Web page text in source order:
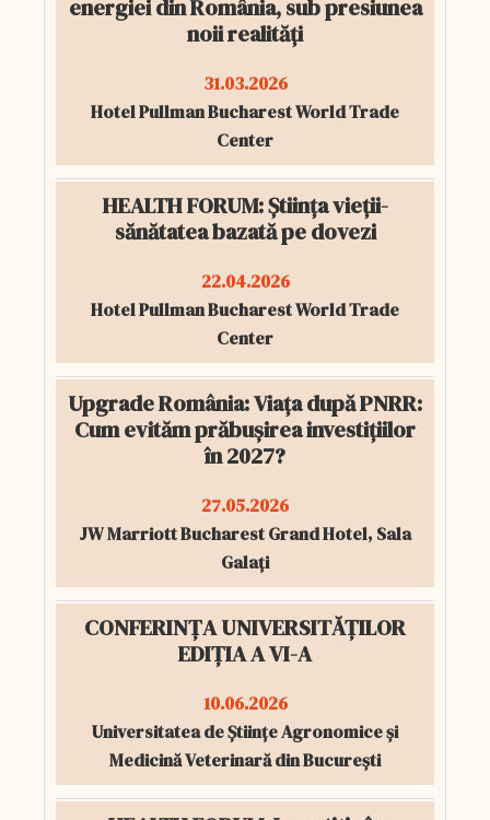
energiei din România, sub presiunea
noii realități
31.03.2026
Hotel Pullman Bucharest World Trade
Center
HEALTH FORUM: Știința vieții-
sănătatea bazată pe dovezi
22.04.2026
Hotel Pullman Bucharest World Trade
Center
Upgrade România: Viața după PNRR:
Cum evităm prăbușirea investițiilor
în 2027?
27.05.2026
JW Marriott Bucharest Grand Hotel, Sala
Galați
CONFERINȚA UNIVERSITĂȚILOR
EDIȚIA A VI-A
10.06.2026
Universitatea de Științe Agronomice și
Medicină Veterinară din București